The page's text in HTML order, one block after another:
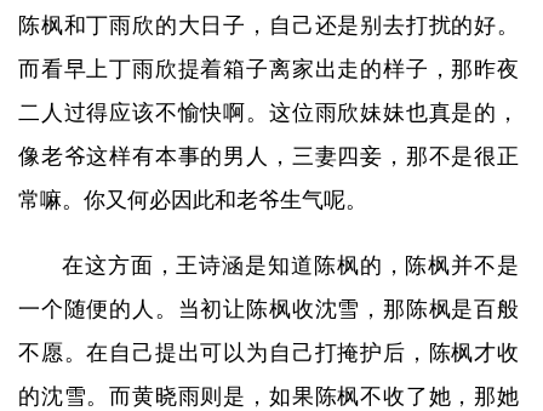
陈枫和丁雨欣的大日子，自己还是别去打扰的好。
而看早上丁雨欣提着箱子离家出走的样子，那昨夜
二人过得应该不愉快啊。这位雨欣妹妹也真是的，
像老爷这样有本事的男人，三妻四妾，那不是很正
常嘛。你又何必因此和老爷生气呢。
在这方面，王诗涵是知道陈枫的，陈枫并不是
一个随便的人。当初让陈枫收沈雪，那陈枫是百般
不愿。在自己提出可以为自己打掩护后，陈枫才收
的沈雪。而黄晓雨则是，如果陈枫不收了她，那她